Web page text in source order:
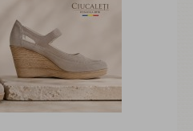
Marimi disponibile:..